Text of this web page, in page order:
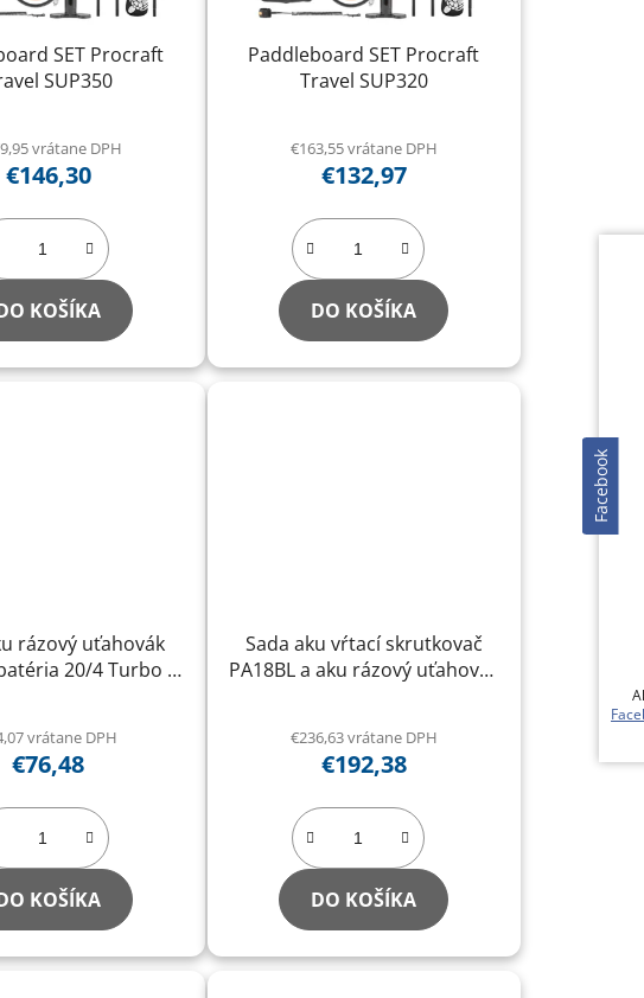
SET Procraft
SUP350
vrátane DPH
€146,30
KOŠÍKA
Paddleboard SET Procraft
Travel SUP320
€163,55 vrátane DPH
€132,97
DO KOŠÍKA
rázový uťahovák
20/4 Turbo a
vrátane DPH
€76,48
KOŠÍKA
Sada aku vŕtací skrutkovač
PA18BL a aku rázový uťahovák
€236,63 vrátane DPH
€192,38
DO KOŠÍKA
Facebook